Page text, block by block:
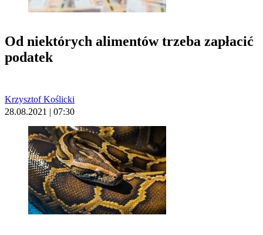
Od niektórych alimentów trzeba zapłacić
podatek
Krzysztof Koślicki
28.08.2021 | 07:30